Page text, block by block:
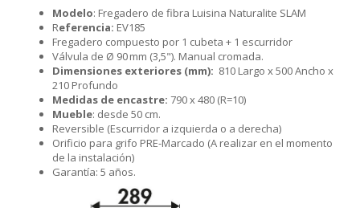
Modelo: Fregadero de fibra Luisina Naturalite SLAM
Referencia: EV185
Fregadero compuesto por 1 cubeta + 1 escurridor
Válvula de Ø 90 mm (3,5"). Manual cromada.
Dimensiones exteriores (mm): 810 Largo x 500 Ancho x
210 Profundo
Medidas de encastre: 790 x 480 (R=10)
Mueble: desde 50 cm.
Reversible (Escurridor a izquierda o a derecha)
Orificio para grifo PRE-Marcado (A realizar en el momento
de la instalación)
Garantía: 5 años.